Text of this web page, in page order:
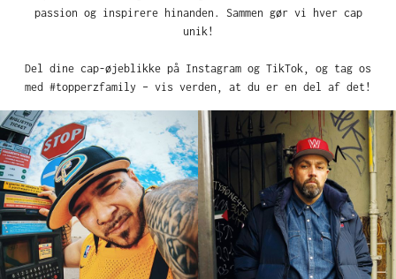
passion og inspirere hinanden. Sammen gør vi hver cap
unik!
Del dine cap-øjeblikke på Instagram og TikTok, og tag os
med #topperzfamily – vis verden, at du er en del af det!